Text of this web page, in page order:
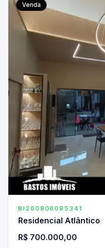
Venda
BI260806085341
Residencial Atlântico
R$ 700.000,00